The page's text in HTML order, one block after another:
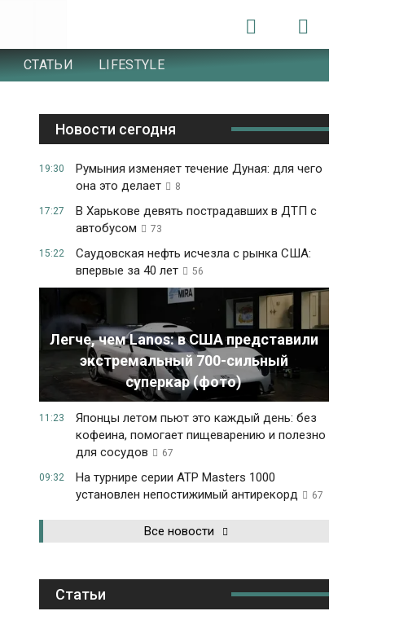
СТАТЬИ LIFESTYLE
Новости сегодня
19:30
Румыния изменяет течение Дуная: для чего
она это делает
8
17:27
В Харькове девять пострадавших в ДТП с
автобусом
73
15:22
Саудовская нефть исчезла с рынка США:
впервые за 40 лет
56
Легче, чем Lanos: в США представили
экстремальный 700-сильный
суперкар (фото)
11:23
Японцы летом пьют это каждый день: без
кофеина, помогает пищеварению и полезно
для сосудов
67
09:32
На турнире серии ATP Masters 1000
установлен непостижимый антирекорд
67
Все новости
Статьи